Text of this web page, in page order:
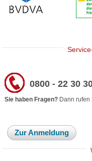
0800 - 22 30
Sie haben Fragen? Dann rufen
Zur Anmeldung